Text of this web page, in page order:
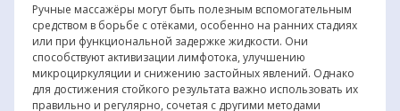
Ручные массажёры могут быть полезным вспомогательным
средством в борьбе с отёками, особенно на ранних стадиях
или при функциональной задержке жидкости. Они
способствуют активизации лимфотока, улучшению
микроциркуляции и снижению застойных явлений. Однако
для достижения стойкого результата важно использовать их
правильно и регулярно, сочетая с другими методами